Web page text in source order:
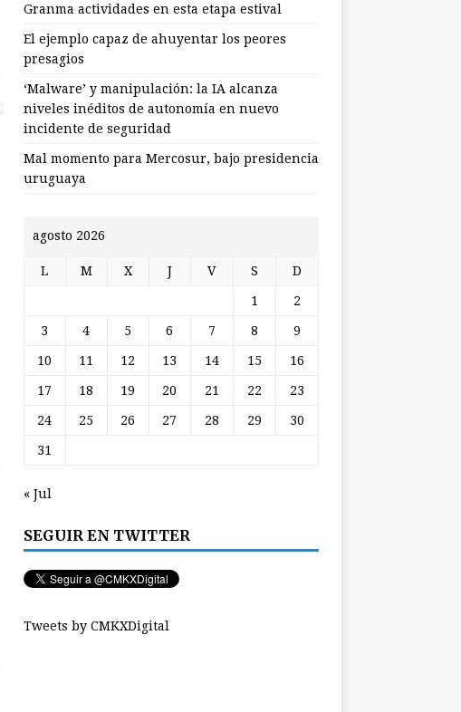
Granma actividades en esta etapa estival
El ejemplo capaz de ahuyentar los peores
presagios
‘Malware’ y manipulación: la IA alcanza
niveles inéditos de autonomía en nuevo
incidente de seguridad
Mal momento para Mercosur, bajo presidencia
uruguaya
agosto 2026
L M X J V S D
1 2
3 4 5 6 7 8 9
10 11 12 13 14 15 16
17 18 19 20 21 22 23
24 25 26 27 28 29 30
31
« Jul
SEGUIR EN TWITTER
Tweets by CMKXDigital